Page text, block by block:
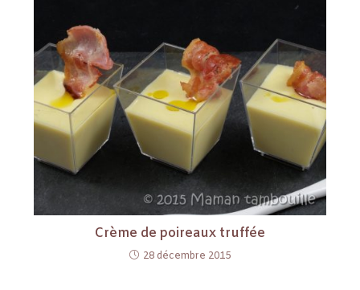
Crème de poireaux truffée
28 décembre 2015